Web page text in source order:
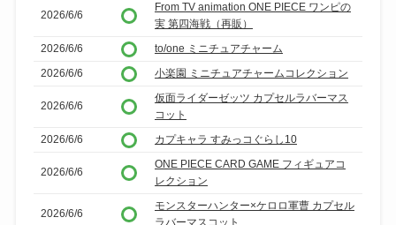
2026/6/6
From TV animation ONE PIECE ワンピの
実 第四海戦（再販）
2026/6/6
to/one ミニチュアチャーム
2026/6/6
小楽園 ミニチュアチャームコレクション
2026/6/6
仮面ライダーゼッツ カプセルラバーマス
コット
2026/6/6
カプキャラ すみっコぐらし10
2026/6/6
ONE PIECE CARD GAME フィギュアコ
レクション
2026/6/6
モンスターハンター×ケロロ軍曹 カプセル